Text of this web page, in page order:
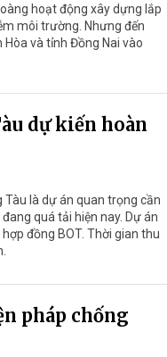
hoạt động xây dựng lắp
môi trường. Nhưng đến
Hòa và tỉnh Đồng Nai vào
dự kiến hoàn
Tàu là dự án quan trọng cần
quá tải hiện nay. Dự án
đồng BOT. Thời gian thu
pháp chống